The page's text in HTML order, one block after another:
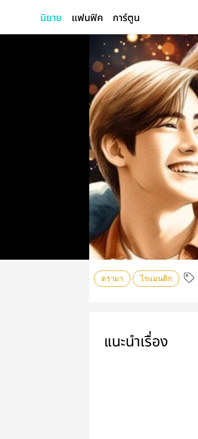
นิยาย แฟนฟิค การ์ตูน
ดรามา โรแมนติก
แนะนำเรื่อง